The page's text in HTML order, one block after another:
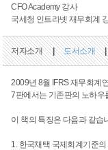
CFO Academy 강사
국세청 인트라넷 재무회계
저자소개 | 도서소개 |
2009년 8월 IFRS 재무회계
7판에서는 기존판의 노하우
이 책의 특징은 다음과 같습
1. 한국채택 국제회계기준의